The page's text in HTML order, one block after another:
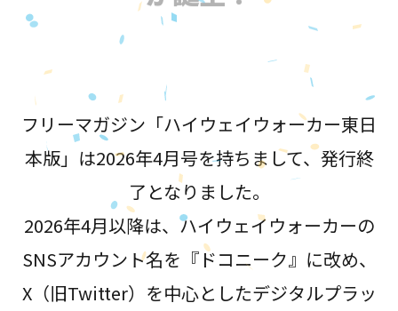
フリーマガジン「ハイウェイウォーカー東日
本版」は2026年4月号を持ちまして、発行終
了となりました。
2026年4月以降は、ハイウェイウォーカーの
SNSアカウント名を『ドコニーク』に改め、
X（旧Twitter）を中心としたデジタルプラッ